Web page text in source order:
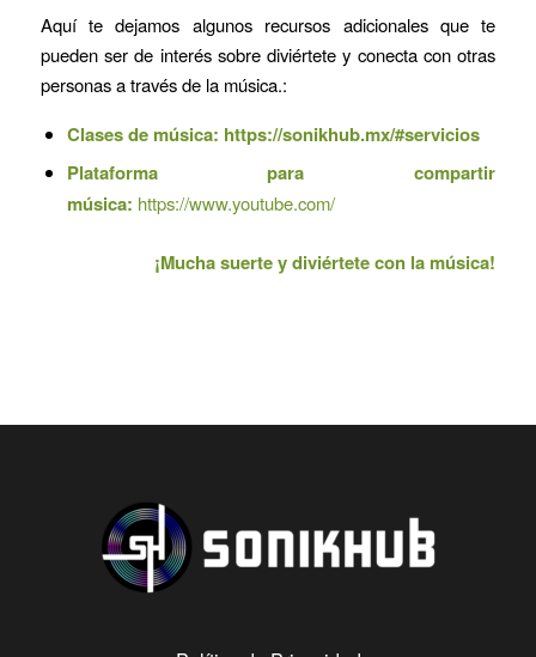
Aquí te dejamos algunos recursos adicionales que te
pueden ser de interés sobre diviértete y conecta con otras
personas a través de la música.:
Clases de música: https://sonikhub.mx/#servicios
Plataforma para compartir
música: https://www.youtube.com/
¡Mucha suerte y diviértete con la música!